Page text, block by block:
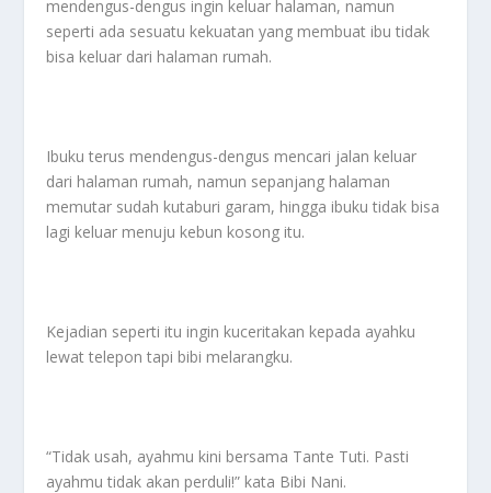
mendengus-dengus ingin keluar halaman, namun
seperti ada sesuatu kekuatan yang membuat ibu tidak
bisa keluar dari halaman rumah.
Ibuku terus mendengus-dengus mencari jalan keluar
dari halaman rumah, namun sepanjang halaman
memutar sudah kutaburi garam, hingga ibuku tidak bisa
lagi keluar menuju kebun kosong itu.
Kejadian seperti itu ingin kuceritakan kepada ayahku
lewat telepon tapi bibi melarangku.
“Tidak usah, ayahmu kini bersama Tante Tuti. Pasti
ayahmu tidak akan perduli!” kata Bibi Nani.